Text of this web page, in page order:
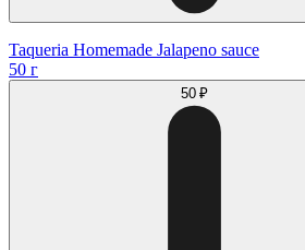
Taqueria Homemade Jalapeno sauce
50 г
50 ₽